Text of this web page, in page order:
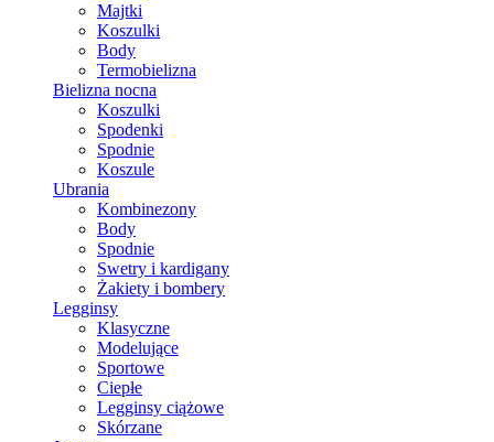
Majtki
Koszulki
Body
Termobielizna
Bielizna nocna
Koszulki
Spodenki
Spodnie
Koszule
Ubrania
Kombinezony
Body
Spodnie
Swetry i kardigany
Żakiety i bombery
Legginsy
Klasyczne
Modelujące
Sportowe
Ciepłe
Legginsy ciążowe
Skórzane